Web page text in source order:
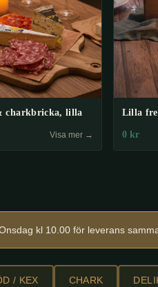
charkbricka, lilla
Visa mer →
Lilla
0kr
kl 10.00 för leverans
/ KEX CHARK